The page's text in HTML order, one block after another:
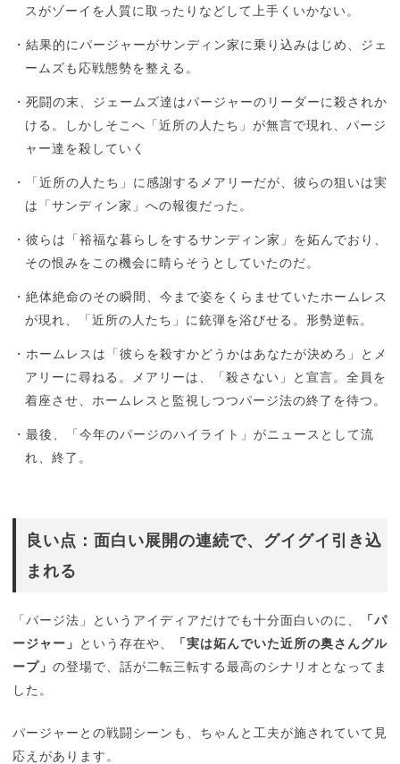
スがゾーイを人質に取ったりなどして上手くいかない。
・結果的にパージャーがサンディン家に乗り込みはじめ、ジェ
ームズも応戦態勢を整える。
・死闘の末、ジェームズ達はパージャーのリーダーに殺されか
ける。しかしそこへ「近所の人たち」が無言で現れ、パージ
ャー達を殺していく
・「近所の人たち」に感謝するメアリーだが、彼らの狙いは実
は「サンディン家」への報復だった。
・彼らは「裕福な暮らしをするサンディン家」を妬んでおり、
その恨みをこの機会に晴らそうとしていたのだ。
・絶体絶命のその瞬間、今まで姿をくらませていたホームレス
が現れ、「近所の人たち」に銃弾を浴びせる。形勢逆転。
・ホームレスは「彼らを殺すかどうかはあなたが決めろ」とメ
アリーに尋ねる。メアリーは、「殺さない」と宣言。全員を
着座させ、ホームレスと監視しつつパージ法の終了を待つ。
・最後、「今年のパージのハイライト」がニュースとして流
れ、終了。
良い点：面白い展開の連続で、グイグイ引き込
まれる
「パージ法」というアイディアだけでも十分面白いのに、
「パ
ージャー」 という存在や、
「実は妬んでいた近所の奥さんグル
ープ」 の登場で、話が二転三転する最高のシナリオとなってま
した。
パージャーとの戦闘シーンも、ちゃんと工夫が施されていて見
応えがあります。